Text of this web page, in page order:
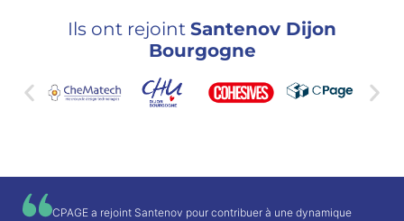
Ils ont rejoint Santenov Dijon
Bourgogne
CPAGE a rejoint Santenov pour contribuer à une dynamique